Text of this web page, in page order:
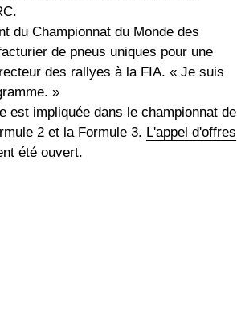
du Championnat du Monde des
de pneus uniques pour une
des rallyes à la FIA. « Je suis
»
est impliquée dans le championnat de
2 et la Formule 3. L'appel d'offres
été ouvert.